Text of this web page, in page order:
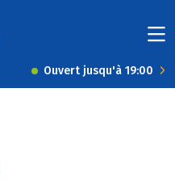
Ouvert jusqu'à 19:00